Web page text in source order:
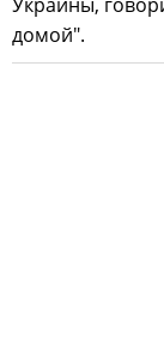
домой".